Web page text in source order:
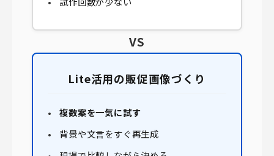
VS
Lite活用の販促画像づくり
複数案を一気に試す
背景や文言をすぐ再生成